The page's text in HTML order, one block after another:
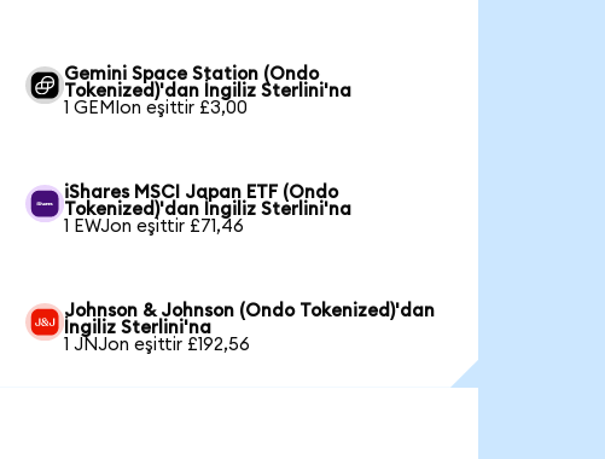
Gemini Space Station (Ondo
Tokenized)'dan İngiliz Sterlini'na
1 GEMIon eşittir £3,00
iShares MSCI Japan ETF (Ondo
Tokenized)'dan İngiliz Sterlini'na
1 EWJon eşittir £71,46
Johnson & Johnson (Ondo Tokenized)'dan
İngiliz Sterlini'na
1 JNJon eşittir £192,56